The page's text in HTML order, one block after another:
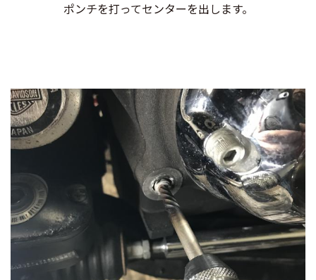
ポンチを打ってセンターを出します。